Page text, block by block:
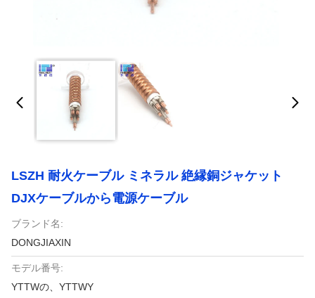
LSZH 耐火ケーブル ミネラル 絶縁銅ジャケット
DJXケーブルから電源ケーブル
ブランド名:
DONGJIAXIN
モデル番号:
YTTWの、YTTWY